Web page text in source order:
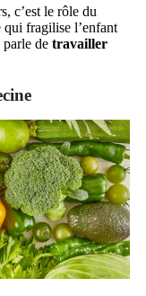
c’est le rôle du
qui fragilise l’enfant
de travailler